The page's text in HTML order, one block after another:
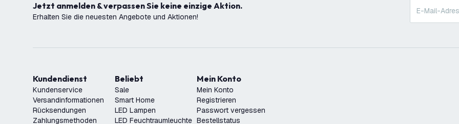
Jetzt anmelden & verpassen Sie keine einzige Aktion.
Erhalten Sie die neuesten Angebote und Aktionen!
Kundendienst
Kundenservice
Versandinformationen
Rücksendungen
Zahlungsmethoden
Beliebt
Sale
Smart Home
LED Lampen
LED Feuchtraumleuchte
Mein Konto
Mein Konto
Registrieren
Passwort vergessen
Bestellstatus